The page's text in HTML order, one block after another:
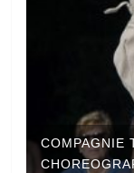
COMPAGNIE